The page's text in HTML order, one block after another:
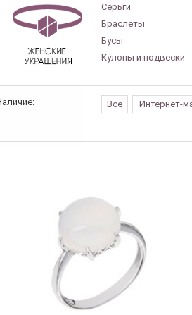
Серьги
Браслеты
Бусы
Кулоны и подвески
Все Интернет-